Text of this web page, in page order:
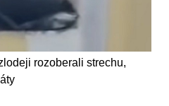
rozoberali strechu,